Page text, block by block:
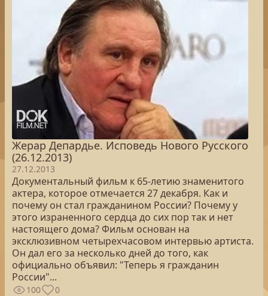
Жерар Депардье. Исповедь Нового Русского
(26.12.2013)
27.12.2013
Документальный фильм к 65-летию знаменитого
актера, которое отмечается 27 декабря. Как и
почему он стал гражданином России? Почему у
этого израненного сердца до сих пор так и нет
настоящего дома? Фильм основан на
эксклюзивном четырехчасовом интервью артиста.
Он дал его за несколько дней до того, как
официально объявил: "Теперь я гражданин
России"...
100 0